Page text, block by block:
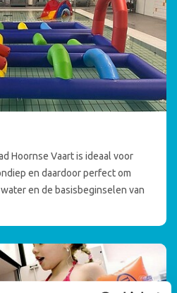
Hoornse Vaart is ideaal voor
en daardoor perfect om
en de basisbeginselen van